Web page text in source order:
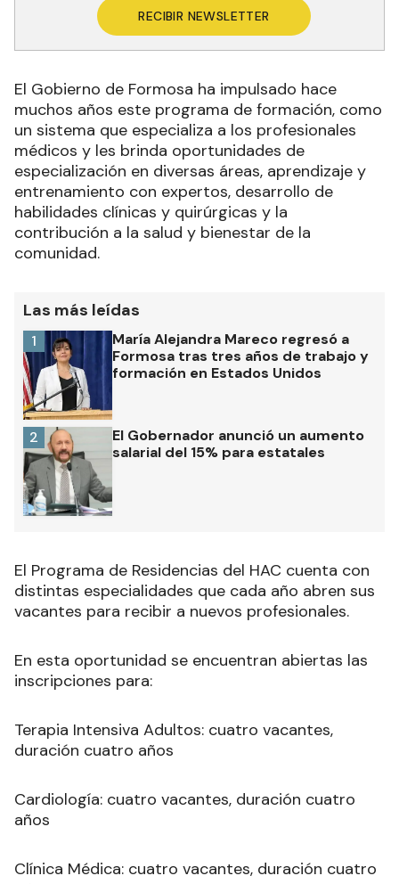
RECIBIR NEWSLETTER
El Gobierno de Formosa ha impulsado hace
muchos años este programa de formación, como
un sistema que especializa a los profesionales
médicos y les brinda oportunidades de
especialización en diversas áreas, aprendizaje y
entrenamiento con expertos, desarrollo de
habilidades clínicas y quirúrgicas y la
contribución a la salud y bienestar de la
comunidad.
Las más leídas
María Alejandra Mareco regresó a
Formosa tras tres años de trabajo y
formación en Estados Unidos
1
El Gobernador anunció un aumento
salarial del 15% para estatales
2
El Programa de Residencias del HAC cuenta con
distintas especialidades que cada año abren sus
vacantes para recibir a nuevos profesionales.
En esta oportunidad se encuentran abiertas las
inscripciones para:
Terapia Intensiva Adultos: cuatro vacantes,
duración cuatro años
Cardiología: cuatro vacantes, duración cuatro
años
Clínica Médica: cuatro vacantes, duración cuatro